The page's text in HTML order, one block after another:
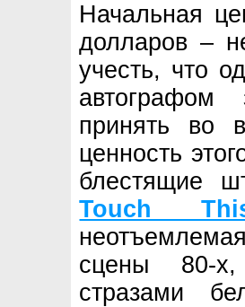
Начальная
долларов –
учесть, что
принять во
ценность
блестящие
Touch
сцены 80-
стразами